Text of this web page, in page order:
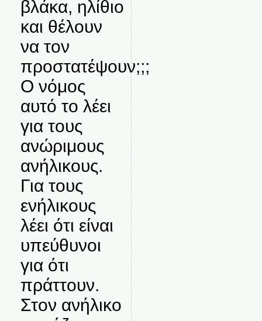
βλάκα, ηλίθιο
και θέλουν
να τον
προστατέψουν;;;
Ο νόμος
αυτό το λέει
για τους
ανώριμους
ανήλικους.
Για τους
ενήλικους
λέει ότι είναι
υπεύθυνοι
για ότι
πράττουν.
Στον ανήλικο